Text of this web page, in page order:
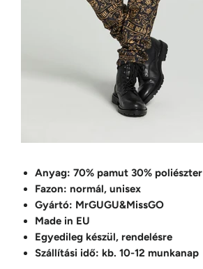
Anyag: 70% pamut 30% poliészter
Fazon: normál, unisex
Gyártó: MrGUGU&MissGO
Made in EU
Egyedileg készül, rendelésre
Szállítási idő: kb. 10-12 munkanap